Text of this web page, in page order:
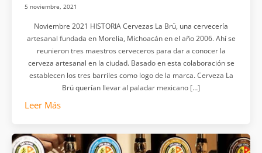
5 noviembre, 2021
Noviembre 2021 HISTORIA Cervezas La Brü, una cervecería
artesanal fundada en Morelia, Michoacán en el año 2006. Ahí se
reunieron tres maestros cerveceros para dar a conocer la
cerveza artesanal en la ciudad. Basado en esta colaboración se
establecen los tres barriles como logo de la marca. Cerveza La
Brü querían llevar al paladar mexicano […]
Leer Más